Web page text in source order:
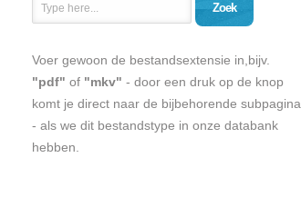
Zoek
Voer gewoon de bestandsextensie in,bijv.
"pdf" of "mkv" - door een druk op de knop
komt je direct naar de bijbehorende subpagina
- als we dit bestandstype in onze databank
hebben.